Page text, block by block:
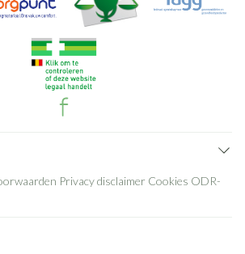
Privacy disclaimer Cookies ODR-